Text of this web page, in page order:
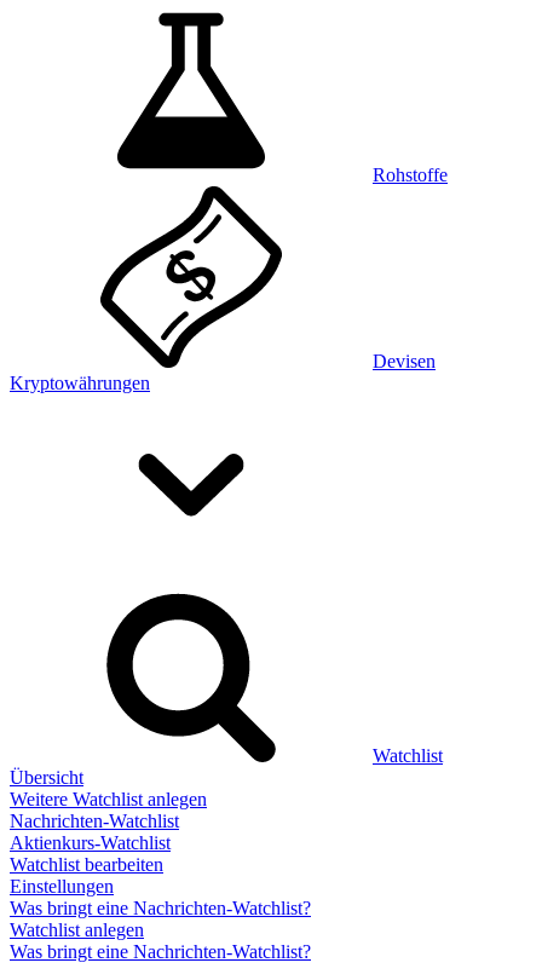
Rohstoffe
Devisen
Kryptowährungen
Watchlist
Übersicht
Weitere Watchlist anlegen
Nachrichten-Watchlist
Aktienkurs-Watchlist
Watchlist bearbeiten
Einstellungen
Was bringt eine Nachrichten-Watchlist?
Watchlist anlegen
Was bringt eine Nachrichten-Watchlist?